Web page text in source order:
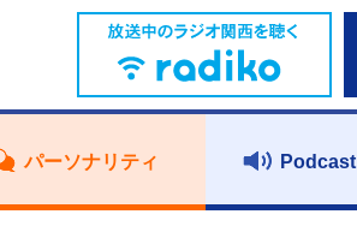
パーソナリティ Podcast